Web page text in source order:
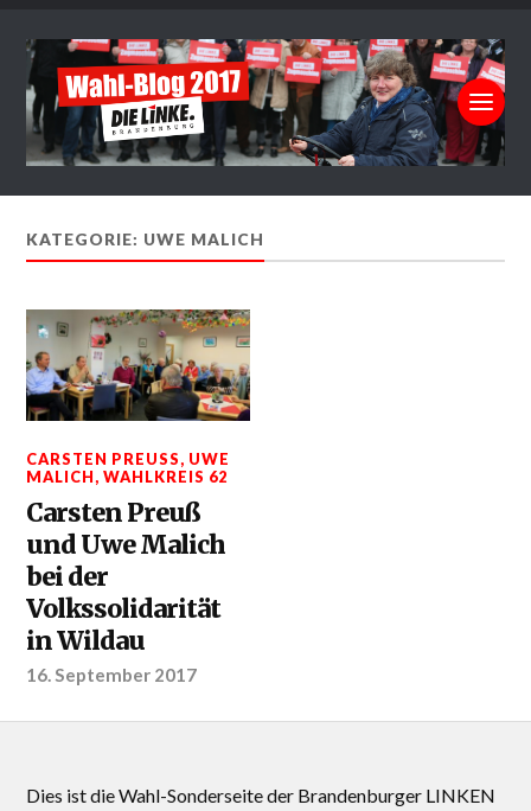
KATEGORIE: UWE MALICH
CARSTEN PREUSS , UWE
MALICH,WAHLKREIS 62
Carsten Preuß
und Uwe Malich
bei der
Volkssolidarität
in Wildau
16. September 2017
Dies ist die Wahl-Sonderseite der Brandenburger LINKEN